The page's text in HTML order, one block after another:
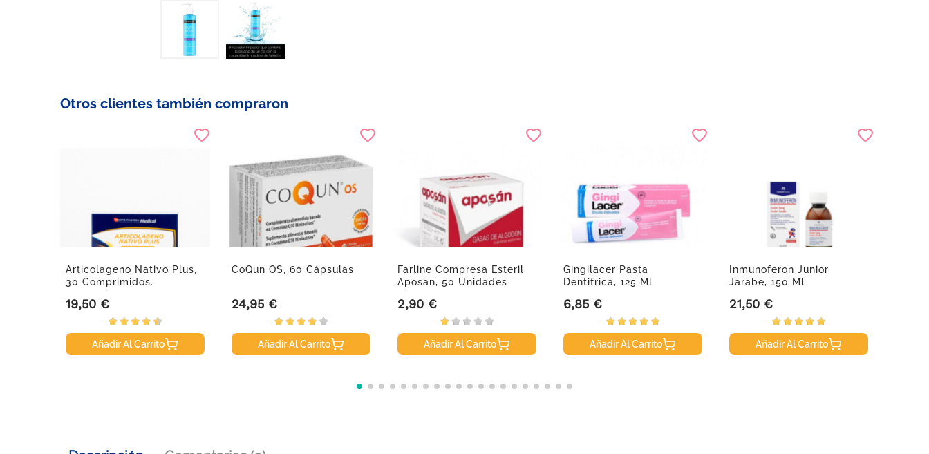
Otros clientes también compraron
Articolageno Nativo Plus,
30 Comprimidos.
Precio
19,50 €
Añadir Al Carrito
CoQun OS, 60 Cápsulas
Precio
24,95 €
Añadir Al Carrito
Farline Compresa Esteril
Aposan, 50 Unidades
Precio
2,90 €
Añadir Al Carrito
Gingilacer Pasta
Dentifrica, 125 Ml
Precio
6,85 €
Añadir Al Carrito
Inmunoferon Junior
Jarabe, 150 Ml
Precio
21,50 €
Añadir Al Carrito